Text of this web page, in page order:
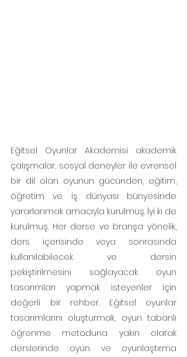
Eğitsel Oyunlar Akademisi akademik
çalışmalar, sosyal deneyler ile evrensel
bir dil olan oyunun gücünden, eğitim,
öğretim ve iş dünyası bünyesinde
yararlanmak amacıyla kurulmuş. İyi ki de
kurulmuş. Her derse ve branşa yönelik,
ders içerisinde veya sonrasında
kullanılabilecek ve dersin
pekiştirilmesini sağlayacak oyun
tasarımları yapmak isteyenler için
değerli bir rehber. Eğitsel oyunlar
tasarımlarını oluşturmak, oyun tabanlı
öğrenme metoduna yakın olarak
derslerinde oyun ve oyunlaştırma